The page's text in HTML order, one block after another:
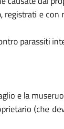
e
parassiti
e la
(che